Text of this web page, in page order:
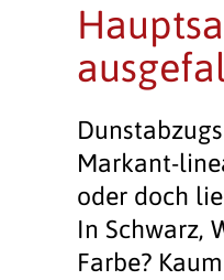
Markant-
oder doch
In Schwarz,
Farbe?